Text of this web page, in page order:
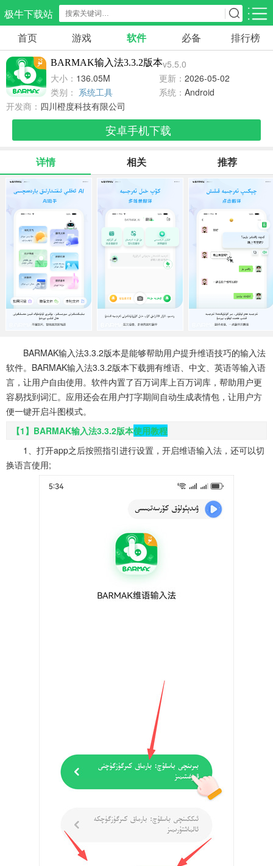
极牛下载站
应用分类 游戏分类
生活服务
297款应用
教育学习
178款应用
84款应用
游戏辅助
477款应用
214款应用
社交聊天
183款应用
电子图书
439款应用
移动办公
184款应用
新闻阅读
43款应用
54款应用
媒体影音
601款应用
系统工具
645款应用
334款应用
娱乐资讯
首页 游戏 软件 必备 排行榜
BARMAK输入法3.3.2版本v5.5.0
大小： 136.05M 更新： 2026-05-02
类别： 系统工具 系统： Android
开发商： 四川橙度科技有限公司
安卓手机下载
详情 相关 推荐
BARMAK输入法3.3.2版本是能够帮助用户提升维语技巧的输入法
软件。BARMAK输入法3.3.2版本下载拥有维语、中文、英语等输入语
言，让用户自由使用。软件内置了百万词库上百万词库，帮助用户更
容易找到词汇。应用还会在用户打字期间自动生成表情包，让用户方
便一键开启斗图模式。
【1】BARMAK输入法3.3.2版本使用教程
1、打开app之后按照指引进行设置，开启维语输入法，还可以切
换语言使用;